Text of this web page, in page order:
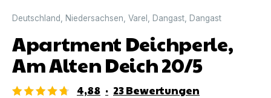
Deutschland Niedersachsen Varel Dangast Dangast
Apartment Deichperle,
Am Alten Deich 20/5
4,88 · 23Bewertungen